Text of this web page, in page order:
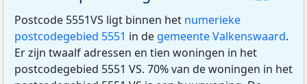
Postcode 5551VS ligt binnen het numerieke
postcodegebied 5551 in de gemeente Valkenswaard.
Er zijn twaalf adressen en tien woningen in het
postcodegebied 5551 VS. 70% van de woningen in het